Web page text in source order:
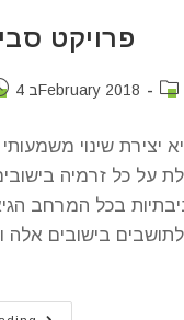
פרויקט
4 בFebruary 2018
יצירת שינוי
על כל זרמיה
בכל המרחב
לתושבים בישובים אלה